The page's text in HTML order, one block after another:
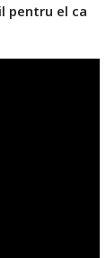
pentru el ca